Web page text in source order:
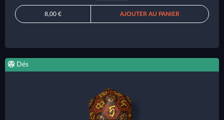
8,00 € AJOUTER AU PANIER
Dés